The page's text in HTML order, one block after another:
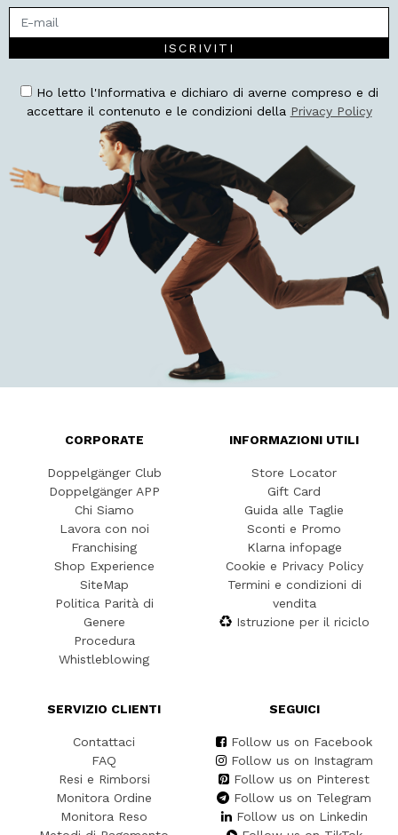
ISCRIVITI
Ho letto l'Informativa e dichiaro di averne compreso e di
accettare il contenuto e le condizioni della Privacy Policy
CORPORATE
Doppelgänger Club
Doppelgänger APP
Chi Siamo
Lavora con noi
Franchising
Shop Experience
SiteMap
Politica Parità di
Genere
Procedura
Whistleblowing
INFORMAZIONI UTILI
Store Locator
Gift Card
Guida alle Taglie
Sconti e Promo
Klarna infopage
Cookie e Privacy Policy
Termini e condizioni di
vendita
Istruzione per il riciclo
SERVIZIO CLIENTI
Contattaci
FAQ
Resi e Rimborsi
Monitora Ordine
Monitora Reso
SEGUICI
Follow us on Facebook
Follow us on Instagram
Follow us on Pinterest
Follow us on Telegram
Follow us on Linkedin